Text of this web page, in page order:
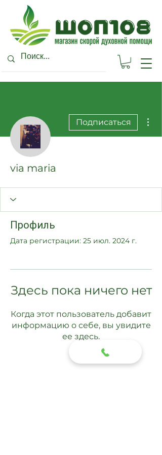
Подписаться
via maria
Профиль
Дата регистрации: 25 июл. 2024 г.
Здесь пока ничего нет
Когда этот пользователь добавит
информацию о себе, вы увидите
ее здесь.